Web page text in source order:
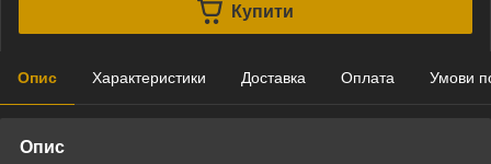
Купити
Опис Характеристики Доставка Оплата Умови
Опис